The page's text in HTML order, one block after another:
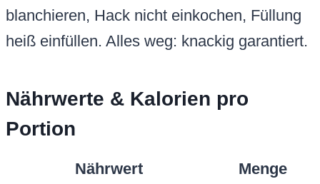
blanchieren, Hack nicht einkochen, Füllung
heiß einfüllen. Alles weg: knackig garantiert.
Nährwerte & Kalorien pro
Portion
Nährwert
Menge